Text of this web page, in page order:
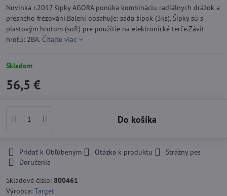
Novinka r.2017 šípky AGORA ponúka kombináciu radiálnych drážok a
presného frézování.Balení obsahuje: sada šípok (3ks). Šípky sú s
plastovým hrotom (soft) pre použitie na elektronické terče.Závit
hrotu: 2BA. Čítajte viac
Skladom
56,5 €
Do košíka
Pridať k Obľúbeným Otázka k produktu
Strážny pes
Doručenia
Skladové číslo: 800461
Výrobca: Target